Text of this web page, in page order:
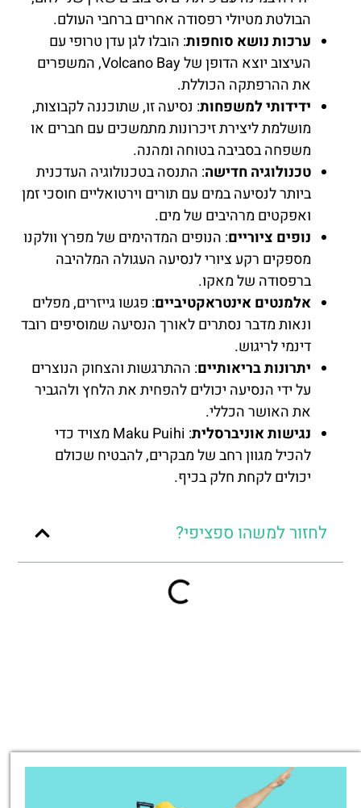
הבולטת מטיולי רפסודה אחרים ברחבי העולם.
ערכות נושא סוחפות: הובלו לגן עדן טרופי עם
העיצוב יוצא הדופן של Volcano Bay, המשפרים
את ההרפתקה הכוללת.
ידידותי למשפחות: נסיעה זו, שתוכננה לקבוצות,
מושלמת ליצירת זיכרונות מתמשכים עם חברים או
משפחה בסביבה בטוחה ומהנה.
טכנולוגיה חדישה: התנסה בטכנולוגיה העדכנית
ביותר לנסיעה במים עם תורים וירטואליים חוסכי זמן
ואפקטים מרהיבים של מים.
נופים ציוריים: הנופים המדהימים של מפרץ וולקנו
מספקים רקע ציורי לנסיעה העגולה המלהיבה
ברפסודה של מאקו.
אלמנטים אינטראקטיביים: פגשו גייזרים, מפלים
ונאות מדבר נסתרים לאורך הנסיעה שמוסיפים רובד
דינמי לריגוש.
יתרונות בריאותיים: ההתרגשות והצחוק הנוצרים
על ידי הנסיעה יכולים להפחית את הלחץ ולהגביר
את האושר הכללי.
נגישות אוניברסלית
: Maku Puihi מצויד כדי
להכיל מגוון רחב של מבקרים, להבטיח שכולם
יכולים לקחת חלק בכיף.
לחזור למשהו ספציפי?